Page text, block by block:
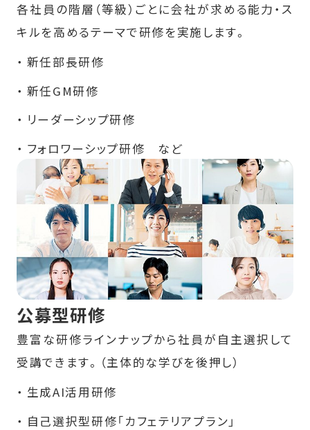
各社員の階層（等級）ごとに会社が求める能力・ス
キルを高めるテーマで研修を実施します。
新任部長研修
新任GM研修
リーダーシップ研修
フォロワーシップ研修 など
公募型研修
豊富な研修ラインナップから社員が自主選択して
受講できます。（主体的な学びを後押し）
生成AI活用研修
自己選択型研修「カフェテリアプラン」